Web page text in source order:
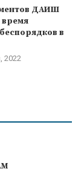
ДАИШ
в
2022